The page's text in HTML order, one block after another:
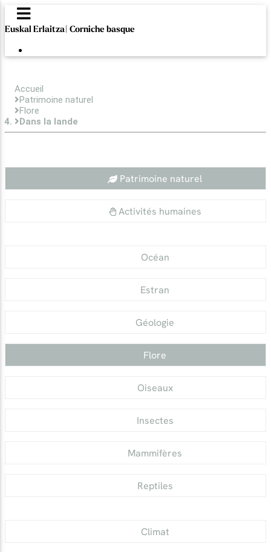
Euskal Erlaitza| Corniche basque
Accueil
Patrimoine naturel
Flore
Dans la lande
Patrimoine naturel
Activités humaines
Océan
Estran
Géologie
Flore
Oiseaux
Insectes
Mammifères
Reptiles
Climat